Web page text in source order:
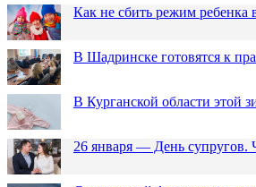
Как не сбить режим ребенка
В Шадринске готовятся к
В Курганской области этой
26 января — День супругов.